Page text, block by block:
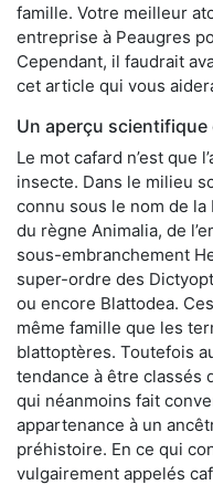
famille. Votre meilleur
entreprise à Peaugres
Cependant, il faudrait
cet article qui vous
Un aperçu
Le mot cafard n’est que
insecte. Dans le milieu
connu sous le nom de
du règne Animalia, de
sous-embranchement
super-ordre des
ou encore Blattodea.
même famille que les
blattoptères. Toutefois
tendance à être classés
qui néanmoins fait
appartenance à un
préhistoire. En ce qui
vulgairement appelés